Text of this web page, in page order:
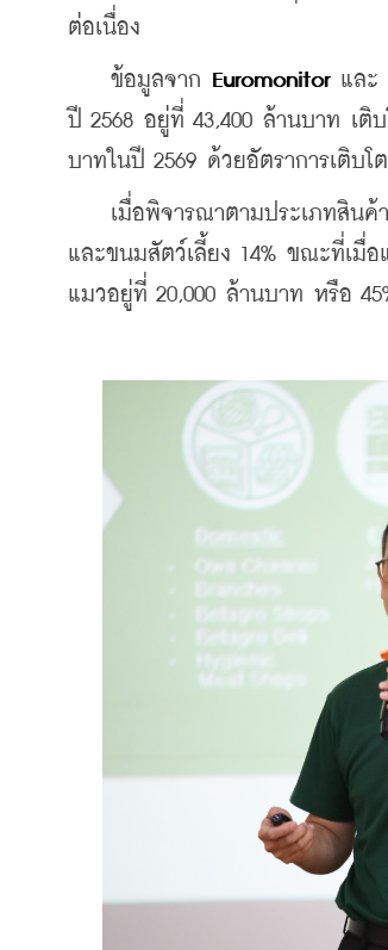
ต่อเนื่อง
ข้อมูลจาก Euromonitor และ
ปี 2568 อยู่ที่ 43,400 ล้านบาท เติ
บาทในปี 2569 ด้วยอัตราการเติบโต
เมื่อพิจารณาตามประเภทสินค้า
และขนมสัตว์เลี้ยง 14% ขณะที่เมื่
แมวอยู่ที่ 20,000 ล้านบาท หรือ